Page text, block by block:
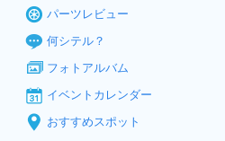
パーツレビュー
何シテル？
フォトアルバム
イベントカレンダー
おすすめスポット